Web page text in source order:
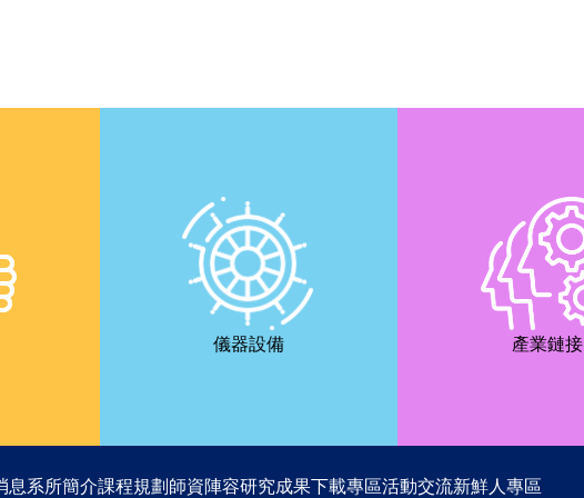
儀器設備 產業鏈接
息系所簡介課程規劃師資陣容研究成果下載專區活動交流新鮮人專區